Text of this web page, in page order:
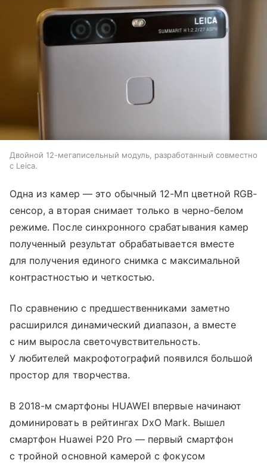
Двойной 12-мегаписельный модуль, разработанный совместно
с Leica.
Одна из камер — это обычный 12-Мп цветной RGB-
сенсор, а вторая снимает только в черно-белом
режиме. После синхронного срабатывания камер
полученный результат обрабатывается вместе
для получения единого снимка с максимальной
контрастностью и четкостью.
По сравнению с предшественниками заметно
расширился динамический диапазон, а вместе
с ним выросла светочувствительность.
У любителей макрофотографий появился большой
простор для творчества.
В 2018-м смартфоны HUAWEI впервые начинают
доминировать в рейтингах DxO Mark. Вышел
смартфон Huawei P20 Pro — первый смартфон
с тройной основной камерой с фокусом